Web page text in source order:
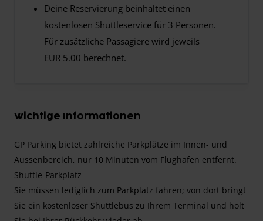
Deine Reservierung beinhaltet einen
kostenlosen Shuttleservice für 3 Personen.
Für zusätzliche Passagiere wird jeweils
EUR 5.00 berechnet.
Wichtige Informationen
GP Parking bietet zahlreiche Parkplätze im Innen- und
Aussenbereich, nur 10 Minuten vom Flughafen entfernt.
Shuttle-Parkplatz
Sie müssen lediglich zum Parkplatz fahren; von dort bringt
Sie ein kostenloser Shuttlebus zu Ihrem Terminal und holt